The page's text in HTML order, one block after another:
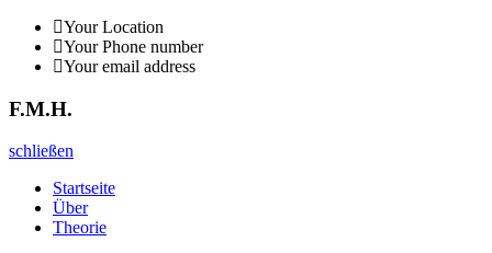
Zurück
zum
Inhalt
Your Location
Your Phone number
Your email address
F.M.H.
schließen
Startseite
Über
Theorie